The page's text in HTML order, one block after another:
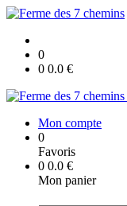
0
0 0.0 €
Mon compte
0
Favoris
0 0.0 €
Mon panier